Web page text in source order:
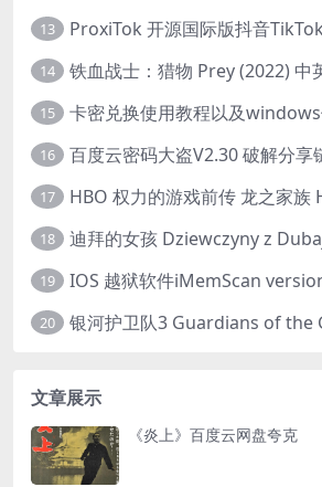
13
14 铁血战士：猎物 Prey (2022) 中
15 卡密兑换使用教程以及
16 百度云密码大盗V2.30 破解分享
17
18
19
20
文章展示
《炎上》百度云网盘夸克